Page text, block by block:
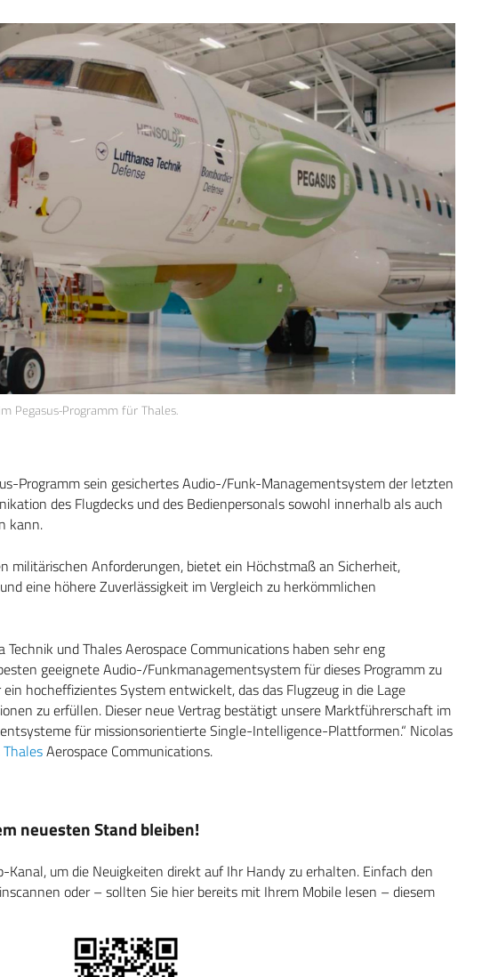
Pegasus-Programm für Thales.
Programm sein gesichertes Audio-/Funk-Managementsystem der letzten
des Flugdecks und des Bedienpersonals sowohl innerhalb als auch
kann.
militärischen Anforderungen, bietet ein Höchstmaß an Sicherheit,
eine höhere Zuverlässigkeit im Vergleich zu herkömmlichen
und Thales Aerospace Communications haben sehr eng
geeignete Audio-/Funkmanagementsystem für dieses Programm zu
hocheffizientes System entwickelt, das das Flugzeug in die Lage
zu erfüllen. Dieser neue Vertrag bestätigt unsere Marktführerschaft im
für missionsorientierte Single-Intelligence-Plattformen.“ Nicolas
ThalesAerospace Communications.
neuesten Stand bleiben!
Kanal, um die Neuigkeiten direkt auf Ihr Handy zu erhalten. Einfach den
oder – sollten Sie hier bereits mit Ihrem Mobile lesen – diesem